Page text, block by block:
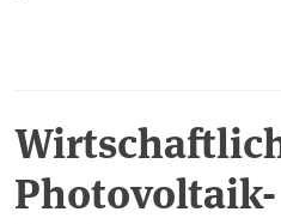
Photovoltaik-